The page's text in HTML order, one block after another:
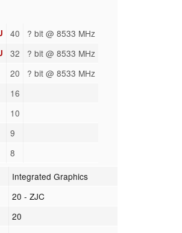
40 ? bit @ 8533 MHz
32 ? bit @ 8533 MHz
20 ? bit @ 8533 MHz
16
10
9
8
Integrated Graphics
20 - ZJC
20